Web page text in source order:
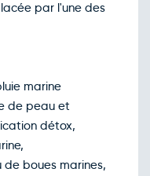
par l'une des
marine
de peau et
détox,
de boues marines,